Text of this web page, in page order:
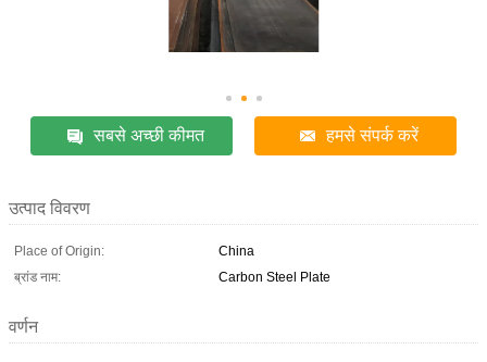
सबसे अच्छी कीमत हमसे संपर्क करें
उत्पाद विवरण
Place of Origin:
China
ब्रांड नाम:
Carbon Steel Plate
वर्णन